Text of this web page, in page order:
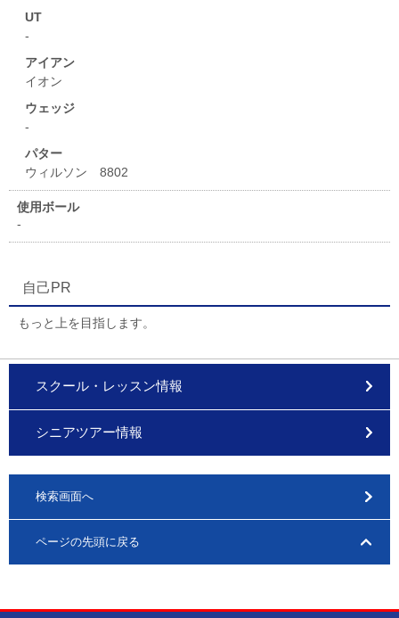
UT
-
アイアン
イオン
ウェッジ
-
パター
ウィルソン 8802
使用ボール
-
自己PR
もっと上を目指します。
スクール・レッスン情報
シニアツアー情報
検索画面へ
ページの先頭に戻る